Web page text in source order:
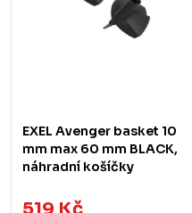
EXEL Avenger basket 10
mm max 60 mm BLACK,
náhradní košíčky